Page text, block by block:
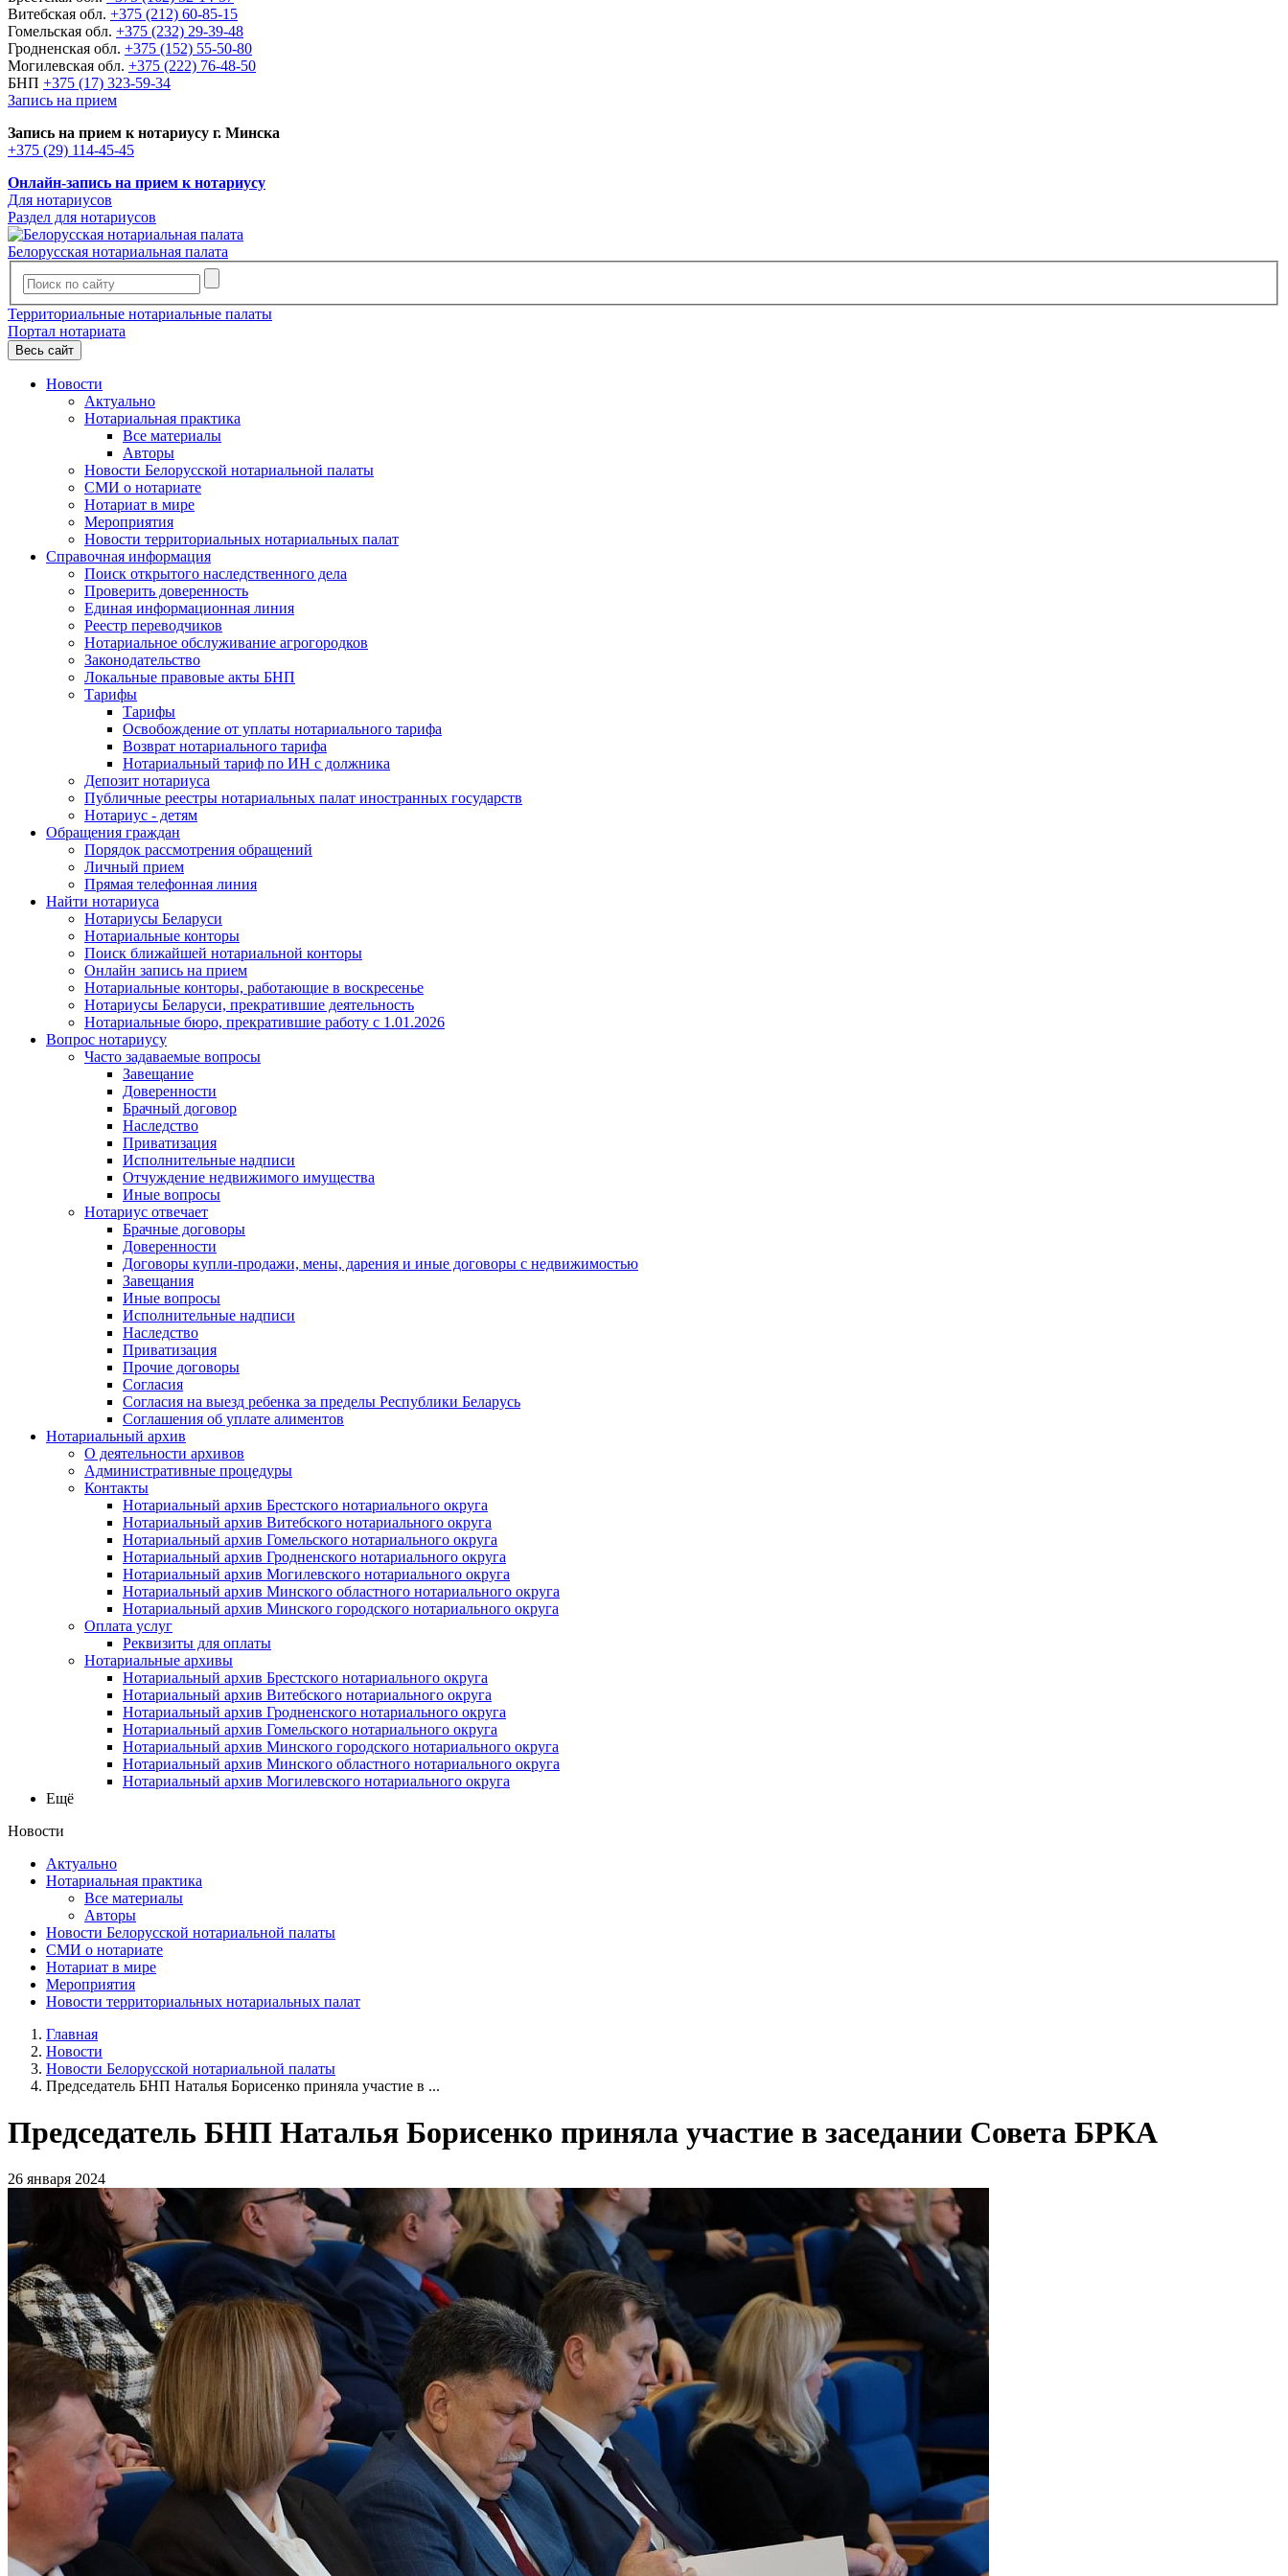
Витебская обл. +375 (212) 60-85-15
Гомельская обл. +375 (232) 29-39-48
Гродненская обл. +375 (152) 55-50-80
Могилевская обл. +375 (222) 76-48-50
БНП +375 (17) 323-59-34
Запись на прием
Запись на прием к нотариусу г. Минска
+375 (29) 114-45-45
Онлайн-запись на прием к нотариусу
Для нотариусов
Раздел для нотариусов
Белорусская нотариальная палата
Территориальные нотариальные палаты
Портал нотариата
Весь сайт
Новости
Актуально
Нотариальная практика
Все материалы
Авторы
Новости Белорусской нотариальной палаты
СМИ о нотариате
Нотариат в мире
Мероприятия
Новости территориальных нотариальных палат
Справочная информация
Поиск открытого наследственного дела
Проверить доверенность
Единая информационная линия
Реестр переводчиков
Нотариальное обслуживание агрогородков
Законодательство
Локальные правовые акты БНП
Тарифы
Тарифы
Освобождение от уплаты нотариального тарифа
Возврат нотариального тарифа
Нотариальный тариф по ИН с должника
Депозит нотариуса
Публичные реестры нотариальных палат иностранных государств
Нотариус - детям
Обращения граждан
Порядок рассмотрения обращений
Личный прием
Прямая телефонная линия
Найти нотариуса
Нотариусы Беларуси
Нотариальные конторы
Поиск ближайшей нотариальной конторы
Онлайн запись на прием
Нотариальные конторы, работающие в воскресенье
Нотариусы Беларуси, прекратившие деятельность
Нотариальные бюро, прекратившие работу с 1.01.2026
Вопрос нотариусу
Часто задаваемые вопросы
Завещание
Доверенности
Брачный договор
Наследство
Приватизация
Исполнительные надписи
Отчуждение недвижимого имущества
Иные вопросы
Нотариус отвечает
Брачные договоры
Доверенности
Договоры купли-продажи, мены, дарения и иные договоры с недвижимостью
Завещания
Иные вопросы
Исполнительные надписи
Наследство
Приватизация
Прочие договоры
Согласия
Согласия на выезд ребенка за пределы Республики Беларусь
Соглашения об уплате алиментов
Нотариальный архив
О деятельности архивов
Административные процедуры
Контакты
Нотариальный архив Брестского нотариального округа
Нотариальный архив Витебского нотариального округа
Нотариальный архив Гомельского нотариального округа
Нотариальный архив Гродненского нотариального округа
Нотариальный архив Могилевского нотариального округа
Нотариальный архив Минского областного нотариального округа
Нотариальный архив Минского городского нотариального округа
Оплата услуг
Реквизиты для оплаты
Нотариальные архивы
Нотариальный архив Брестского нотариального округа
Нотариальный архив Витебского нотариального округа
Нотариальный архив Гродненского нотариального округа
Нотариальный архив Гомельского нотариального округа
Нотариальный архив Минского городского нотариального округа
Нотариальный архив Минского областного нотариального округа
Нотариальный архив Могилевского нотариального округа
Ещё
Новости
Актуально
Нотариальная практика
Все материалы
Авторы
Новости Белорусской нотариальной палаты
СМИ о нотариате
Нотариат в мире
Мероприятия
Новости территориальных нотариальных палат
Главная
Новости
Новости Белорусской нотариальной палаты
Председатель БНП Наталья Борисенко приняла участие в ...
Председатель БНП Наталья Борисенко приняла участие в заседании Совета БРКА
26 января 2024